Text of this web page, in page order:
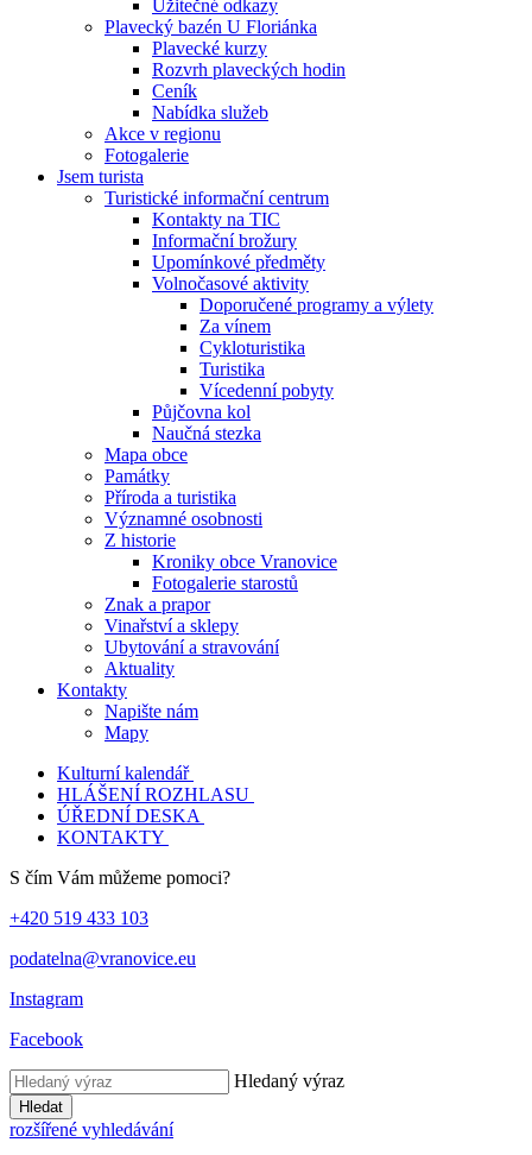
Užitečné odkazy
Plavecký bazén U Floriánka
Plavecké kurzy
Rozvrh plaveckých hodin
Ceník
Nabídka služeb
Akce v regionu
Fotogalerie
Jsem turista
Turistické informační centrum
Kontakty na TIC
Informační brožury
Upomínkové předměty
Volnočasové aktivity
Doporučené programy a výlety
Za vínem
Cykloturistika
Turistika
Vícedenní pobyty
Půjčovna kol
Naučná stezka
Mapa obce
Památky
Příroda a turistika
Významné osobnosti
Z historie
Kroniky obce Vranovice
Fotogalerie starostů
Znak a prapor
Vinařství a sklepy
Ubytování a stravování
Aktuality
Kontakty
Napište nám
Mapy
Kulturní kalendář
HLÁŠENÍ ROZHLASU
ÚŘEDNÍ DESKA
KONTAKTY
S čím Vám můžeme pomoci?
+420 519 433 103
podatelna@vranovice.eu
Instagram
Facebook
Hledaný výraz
Hledat
rozšířené vyhledávání